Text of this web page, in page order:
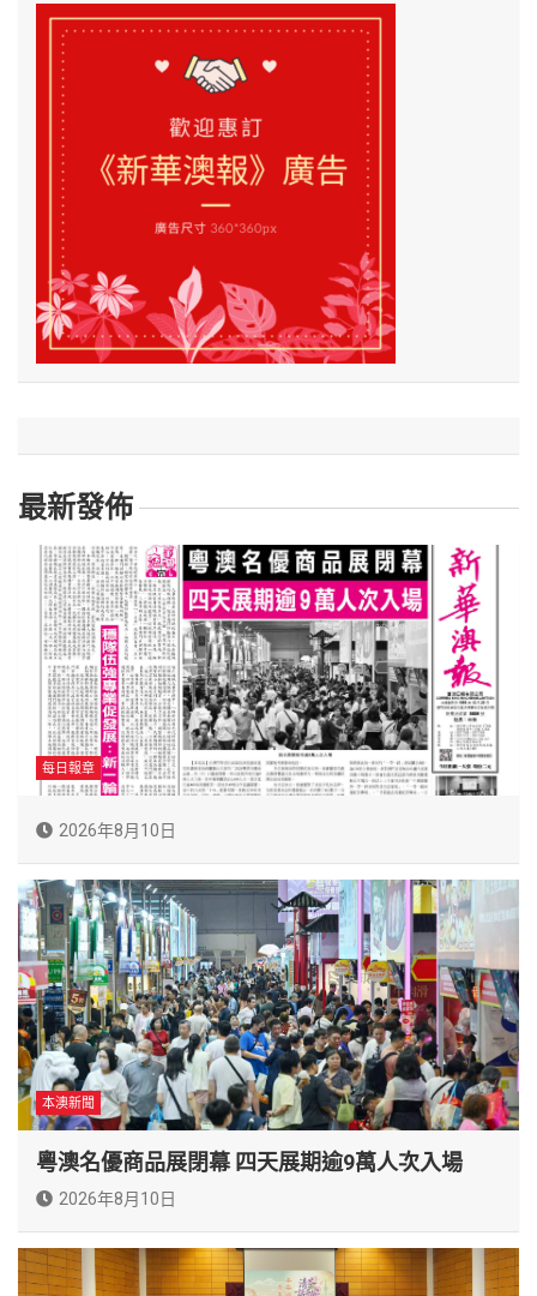
最新發佈
每日報章
2026年8月10日
本澳新聞
粵澳名優商品展閉幕 四天展期逾9萬人次入場
2026年8月10日